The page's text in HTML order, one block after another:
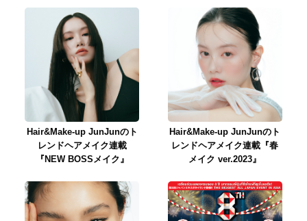
Hair&Make-up JunJunのト
レンドヘアメイク連載
『NEW BOSSメイク』
Hair&Make-up JunJunのト
レンドヘアメイク連載『春
メイク ver.2023』